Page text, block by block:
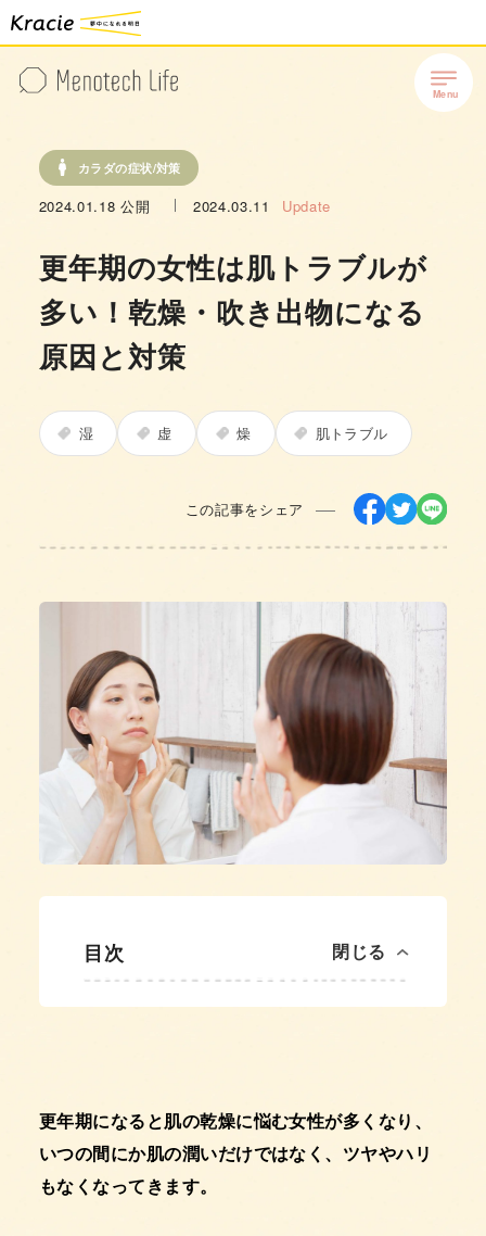
カラダの症状/対策
2024.01.18 公開 2024.03.11 Update
この記事をシェア
更年期の女性は肌トラブルが
多い！乾燥・吹き出物になる
原因と対策
湿 虚 燥 肌トラブル
目次 閉じる
更年期になると肌の乾燥に悩む女性が多くなり、
いつの間にか肌の潤いだけではなく、ツヤやハリ
もなくなってきます。